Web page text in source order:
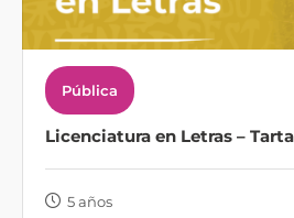
Pública
Licenciatura en Letras –
5 años